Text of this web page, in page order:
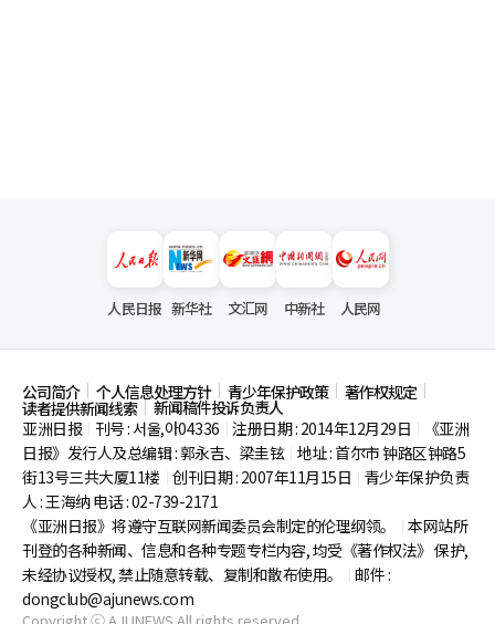
人民日报 新华社 文汇网 中新社 人民网
公司简介 个人信息处理方针 青少年保护政策 著作权规定
读者提供新闻线索
新闻稿件投诉负责人
亚洲日报
刊号 : 서울,아04336 注册日期 : 2014年12月29日
《亚洲
日报》发行人及总编辑 : 郭永吉、梁圭铉 地址 : 首尔市钟路区钟路5
街13号三共大厦11楼 创刊日期 : 2007年11月15日
青少年保护负责
人 : 王海纳 电话 : 02-739-2171
《亚洲日报》将遵守互联网新闻委员会制定的伦理纲领。
本网站所
刊登的各种新闻、信息和各种专题专栏内容, 均受《著作权法》 保护,
未经协议授权, 禁止随意转载、复制和散布使用。
邮件 :
dongclub@ajunews.com